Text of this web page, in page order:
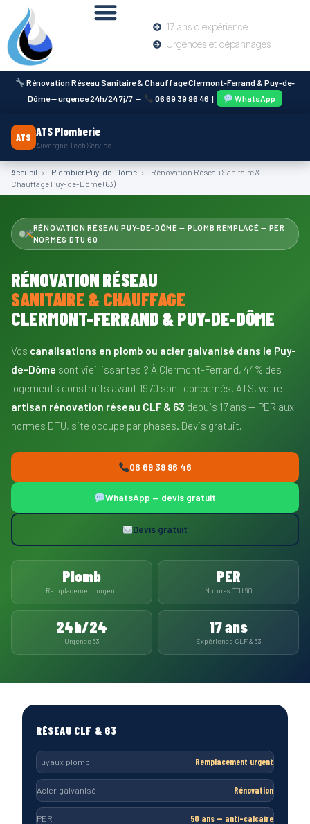
17 ans d'expérience
Urgences et dépannages
Rénovation Réseau Sanitaire & Chauffage Clermont-Ferrand & Puy-de-
Dôme — urgence 24h/24 7j/7 —
06 69 39 96 46 | WhatsApp
ATS ATS Plomberie
Auvergne Tech Service
Accueil › Plombier Puy-de-Dôme ›
Rénovation Réseau Sanitaire &
Chauffage Puy-de-Dôme (63)
RÉNOVATION RÉSEAU PUY-DE-DÔME — PLOMB REMPLACÉ — PER
NORMES DTU 60
RÉNOVATION RÉSEAU
SANITAIRE & CHAUFFAGE
CLERMONT-FERRAND & PUY-DE-DÔME
Vos canalisations en plomb ou acier galvanisé dans le Puy-
de-Dôme sont vieillissantes ? À Clermont-Ferrand, 44% des
logements construits avant 1970 sont concernés. ATS, votre
artisan rénovation réseau CLF & 63 depuis 17 ans — PER aux
normes DTU, site occupé par phases. Devis gratuit.
06 69 39 96 46
WhatsApp — devis gratuit
Devis gratuit
Plomb
Remplacement urgent
PER
Normes DTU 60
24h/24
Urgence 63
17 ans
Expérience CLF & 63
RÉSEAU CLF & 63
Tuyaux plomb Remplacement urgent
Acier galvanisé Rénovation
PER 50 ans — anti-calcaire